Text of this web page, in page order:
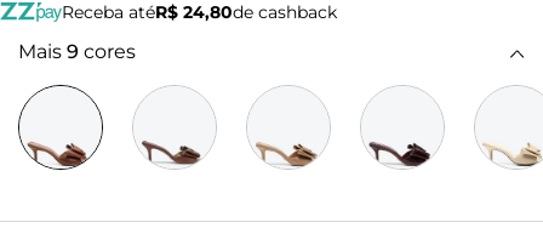
Receba atéR$ 24,80de cashback
Mais 9 cores